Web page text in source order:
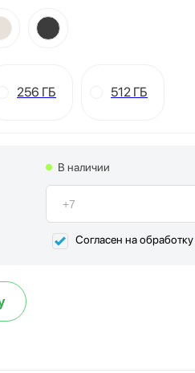
256 ГБ 512 ГБ
В наличии
Согласен на обработку